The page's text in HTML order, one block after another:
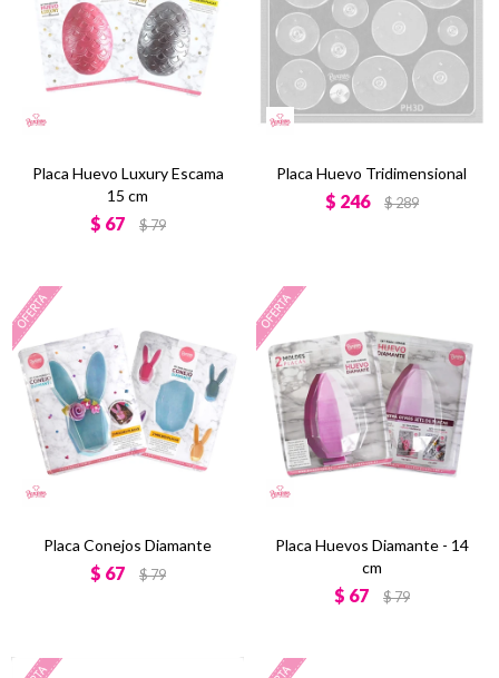
Placa Huevo Luxury Escama
15 cm
$ 67 $79
Placa Huevo Tridimensional
$ 246 $289
Placa Conejos Diamante
$ 67 $79
Placa Huevos Diamante - 14
cm
$ 67 $79